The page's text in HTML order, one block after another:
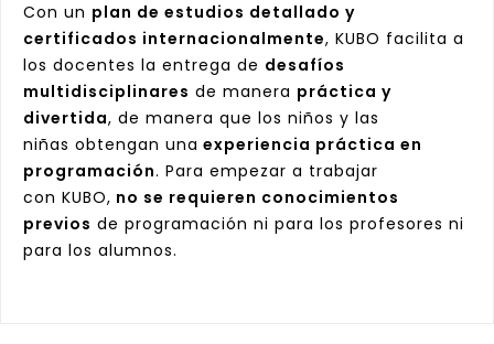
Con un plan de estudios detallado y
certificados internacionalmente, KUBO facilita a
los docentes la entrega de desafíos
multidisciplinares de manera práctica y
divertida, de manera que los niños y las
niñas obtengan una experiencia práctica en
programación. Para empezar a trabajar
con KUBO, no se requieren conocimientos
previos de programación ni para los profesores ni
para los alumnos.